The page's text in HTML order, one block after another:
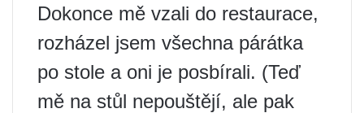
Dokonce mě vzali do restaurace,
rozházel jsem všechna párátka
po stole a oni je posbírali. (Teď
mě na stůl nepouštějí, ale pak